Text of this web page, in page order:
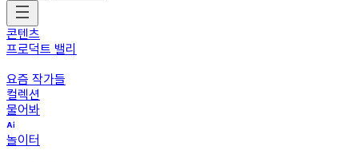
콘텐츠
프로덕트 밸리
요즘 작가들
컬렉션
물어봐
놀이터